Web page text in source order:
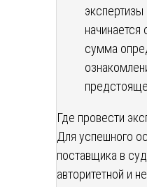
начинается
сумма
Где провести
Для успешного
поставщика в
авторитетной и